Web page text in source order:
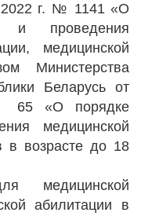
2022 г. № 1141 «О
и проведения
медицинской
Министерства
Беларусь от
65 «О порядке
медицинской
в возрасте до 18
медицинской
абилитации в